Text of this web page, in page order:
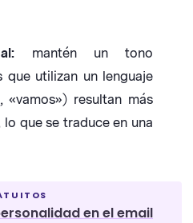
mantén un tono
que utilizan un lenguaje
«vamos») resultan más
que se traduce en una
en el email